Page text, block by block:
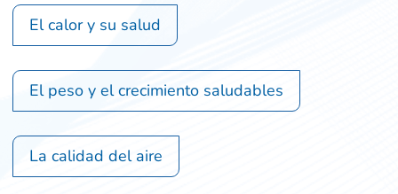
El calor y su salud
El peso y el crecimiento saludables
La calidad del aire